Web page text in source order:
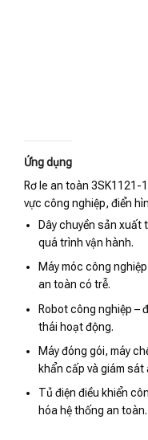
Ứng dụng
Rơ le an toàn 3SK1121-
vực công nghiệp, điển
Dây chuyền sản xuất
quá trình vận hành.
Máy móc công
an toàn có trễ.
Robot công nghiệp –
thái hoạt động.
Máy đóng gói, máy
khẩn cấp và giám sát
Tủ điện điều khiển
hóa hệ thống an toàn.